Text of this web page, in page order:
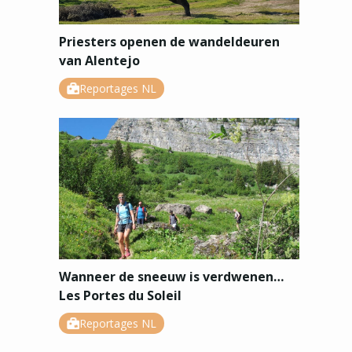
Priesters openen de wandeldeuren
van Alentejo
Reportages NL
Wanneer de sneeuw is verdwenen…
Les Portes du Soleil
Reportages NL